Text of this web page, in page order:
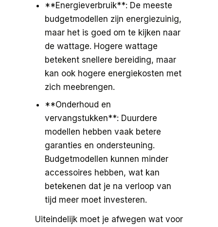
**Energieverbruik**: De meeste
budgetmodellen zijn energiezuinig,
maar het is goed om te kijken naar
de wattage. Hogere wattage
betekent snellere bereiding, maar
kan ook hogere energiekosten met
zich meebrengen.
**Onderhoud en
vervangstukken**: Duurdere
modellen hebben vaak betere
garanties en ondersteuning.
Budgetmodellen kunnen minder
accessoires hebben, wat kan
betekenen dat je na verloop van
tijd meer moet investeren.
Uiteindelijk moet je afwegen wat voor